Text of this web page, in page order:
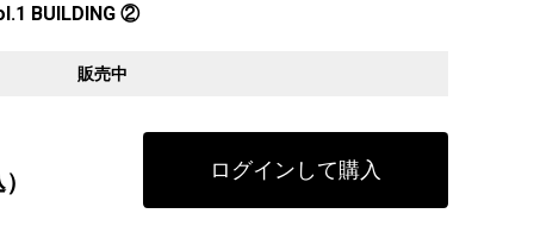
BUILDING ②
販売中
ログインして購入